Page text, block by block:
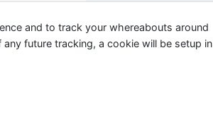
and to track your whereabouts around
future tracking, a cookie will be setup in